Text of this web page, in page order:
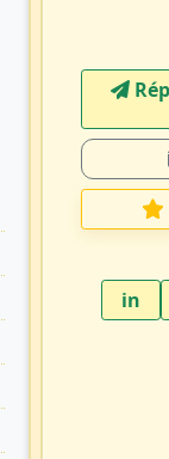
in